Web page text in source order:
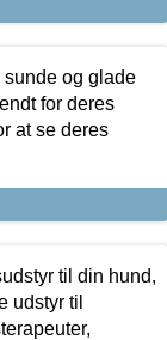
og glade
for deres
at se deres
til din hund,
udstyr til